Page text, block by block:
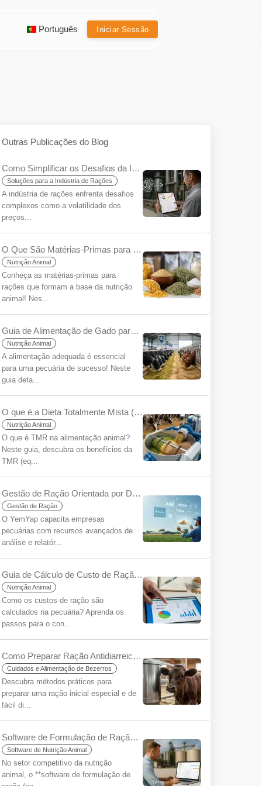
Português Iniciar Sessão
Outras Publicações do Blog
Como Simplificar os Desafios da Indústria de Rações Usando o YemYap?
Soluções para a Indústria de Rações
A indústria de rações enfrenta desafios
complexos como a volatilidade dos
preços...
O Que São Matérias-Primas para Rações para Iniciantes?
Nutrição Animal
Conheça as matérias-primas para
rações que formam a base da nutrição
animal! Nes...
Guia de Alimentação de Gado para Iniciantes
Nutrição Animal
A alimentação adequada é essencial
para uma pecuária de sucesso! Neste
guia deta...
O que é a Dieta Totalmente Mista (TMR) para Iniciantes?
Nutrição Animal
O que é TMR na alimentação animal?
Neste guia, descubra os benefícios da
TMR (eq...
Gestão de Ração Orientada por Dados: Tome Decisões Mais Informadas, Aumente Sua Sustentabilidade com YemYap
Gestão de Ração
O YemYap capacita empresas
pecuárias com recursos avançados de
análise e relatór...
Guia de Cálculo de Custo de Ração para Iniciantes
Nutrição Animal
Como os custos de ração são
calculados na pecuária? Aprenda os
passos para o con...
Como Preparar Ração Antidiarreica para Bezerros? O Segredo para um Começo Saudável
Cuidados e Alimentação de Bezerros
Descubra métodos práticos para
preparar uma ração inicial especial e de
fácil di...
Software de Formulação de Ração: Chave para Eficiência e Rentabilidade
Software de Nutrição Animal
No setor competitivo da nutrição
animal, o **software de formulação de